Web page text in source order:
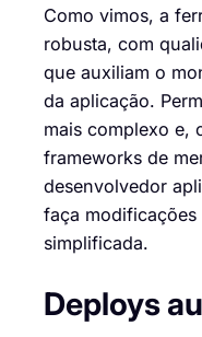
Como vimos, a
robusta, com
que auxiliam o
da aplicação.
mais complexo e,
frameworks de
desenvolvedor
faça
simplificada.
Deploys